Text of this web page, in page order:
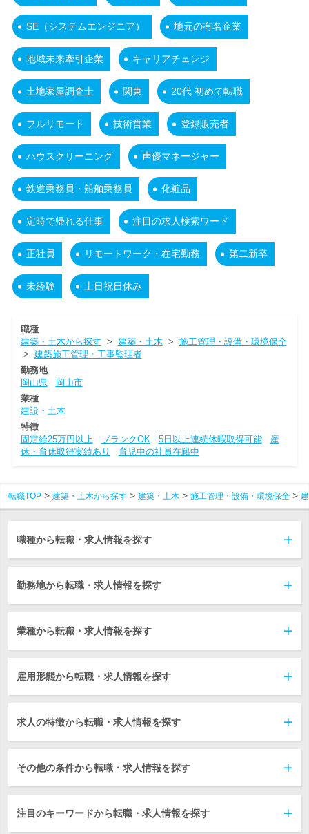
SE（システムエンジニア） 地元の有名企業
地域未来牽引企業 キャリアチェンジ
土地家屋調査士 関東 20代 初めて転職
フルリモート 技術営業 登録販売者
ハウスクリーニング 声優マネージャー
鉄道乗務員・船舶乗務員 化粧品
定時で帰れる仕事 注目の求人検索ワード
正社員 リモートワーク・在宅勤務 第二新卒
未経験 土日祝日休み
職種
建築・土木から探す > 建築・土木 > 施工管理・設備・環境保全
> 建築施工管理・工事監理者
勤務地
岡山県
岡山市
業種
建設・土木
特徴
固定給25万円以上
ブランクOK 5日以上連続休暇取得可能
産
休・育休取得実績あり
育児中の社員在籍中
転職TOP 建築・土木から探す 建築・土木 施工管理・設備・環境保全
職種から転職・求人情報を探す
勤務地から転職・求人情報を探す
業種から転職・求人情報を探す
雇用形態から転職・求人情報を探す
求人の特徴から転職・求人情報を探す
その他の条件から転職・求人情報を探す
注目のキーワードから転職・求人情報を探す